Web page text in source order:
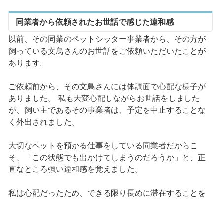
同業者から依頼されたお世話で感じた違和感
以前、その同業のペットシッター事業者から、その方が
飼っている文鳥さんのお世話をご依頼いただいたことが
あります。
ご依頼前から、その文鳥さんには体調面で心配な様子が
ありました。 私も大変心配しながらお世話をしました
が、飼い主であるその事業者は、予定を中止することな
く外出されました。
大切なペットを預かる仕事をしている同業者だからこ
そ、「この状態でも出かけてしまうのだろうか」と、正
直なところ強い違和感を覚えました。
私は心配だったため、できる限り長めに滞在することを